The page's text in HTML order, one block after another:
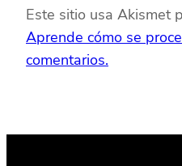
Este sitio usa Akismet
Aprende cómo se
comentarios.